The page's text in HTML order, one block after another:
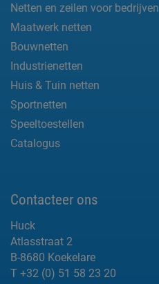
Netten en zeilen voor bedrijven
Maatwerk netten
Bouwnetten
Industrienetten
Huis & Tuin netten
Sportnetten
Speeltoestellen
Catalogus
Contacteer ons
Huck
Atlasstraat 2
B-8680 Koekelare
T +32 (0) 51 58 23 20